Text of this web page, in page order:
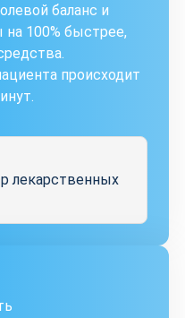
баланс и
100% быстрее,
происходит
лекарственных